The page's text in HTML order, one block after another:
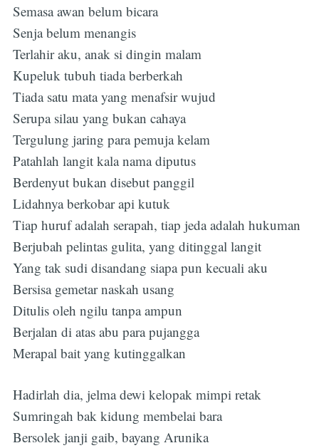
Semasa awan belum bicara
Senja belum menangis
Terlahir aku, anak si dingin malam
Kupeluk tubuh tiada berberkah
Tiada satu mata yang menafsir wujud
Serupa silau yang bukan cahaya
Tergulung jaring para pemuja kelam
Patahlah langit kala nama diputus
Berdenyut bukan disebut panggil
Lidahnya berkobar api kutuk
Tiap huruf adalah serapah, tiap jeda adalah hukuman
Berjubah pelintas gulita, yang ditinggal langit
Yang tak sudi disandang siapa pun kecuali aku
Bersisa gemetar naskah usang
Ditulis oleh ngilu tanpa ampun
Berjalan di atas abu para pujangga
Merapal bait yang kutinggalkan
Hadirlah dia, jelma dewi kelopak mimpi retak
Sumringah bak kidung membelai bara
Bersolek janji gaib, bayang Arunika